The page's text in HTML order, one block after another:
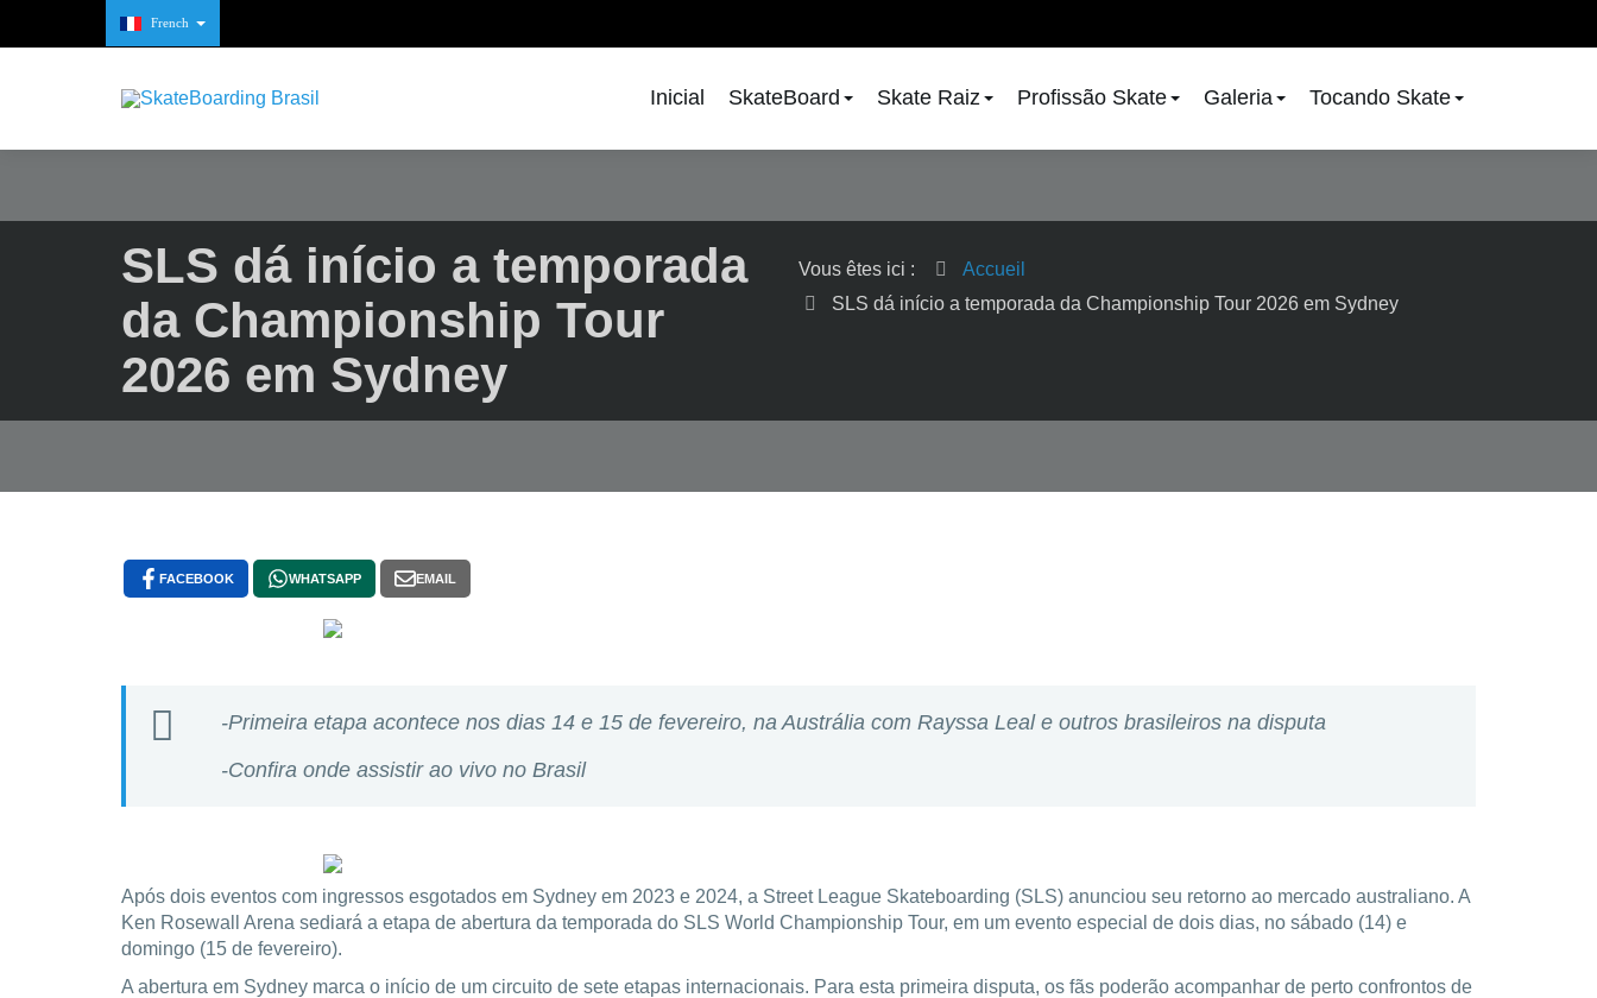
French
Inicial SkateBoard Skate Raiz Profissão Skate Galeria Tocando Skate
SLS dá início a temporada
da Championship Tour
2026 em Sydney
Vous êtes ici :
Accueil
SLS dá início a temporada da Championship Tour 2026 em Sydney
FACEBOOK WHATSAPP EMAIL
-Primeira etapa acontece nos dias 14 e 15 de fevereiro, na Austrália com Rayssa Leal e outros brasileiros na disputa
-Confira onde assistir ao vivo no Brasil
Após dois eventos com ingressos esgotados em Sydney em 2023 e 2024, a Street League Skateboarding (SLS) anunciou seu retorno ao mercado australiano. A
Ken Rosewall Arena sediará a etapa de abertura da temporada do SLS World Championship Tour, em um evento especial de dois dias, no sábado (14) e
domingo (15 de fevereiro).
A abertura em Sydney marca o início de um circuito de sete etapas internacionais. Para esta primeira disputa, os fãs poderão acompanhar de perto confrontos de